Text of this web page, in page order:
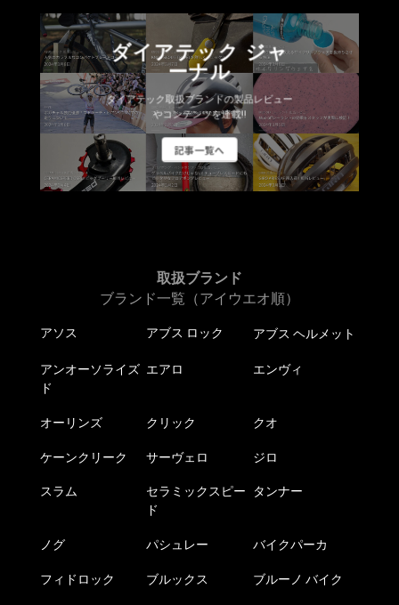
ダイアテック ジャ
ーナル
ダイアテック取扱ブランドの製品レビュー
やコンテンツを連載!!
記事一覧へ
取扱ブランド
ブランド一覧（アイウエオ順）
アソス アブス ロック アブス ヘルメット
アンオーソライズ
ド
エアロ エンヴィ
オーリンズ クリック クオ
ケーンクリーク サーヴェロ ジロ
スラム
セラミックスピー
ド
タンナー
ノグ パシュレー バイクパーカ
フィドロック ブルックス ブルーノ バイク